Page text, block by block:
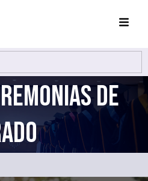
DE